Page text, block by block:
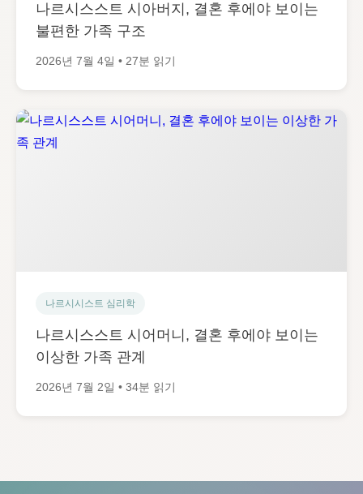
나르시스스트 시아버지, 결혼 후에야 보이는
불편한 가족 구조
2026년 7월 4일 • 27분 읽기
나르시시스트 심리학
나르시스스트 시어머니, 결혼 후에야 보이는
이상한 가족 관계
2026년 7월 2일 • 34분 읽기